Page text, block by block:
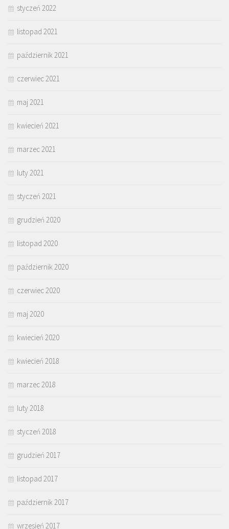
styczeń 2022
listopad 2021
październik 2021
czerwiec 2021
maj 2021
kwiecień 2021
marzec 2021
luty 2021
styczeń 2021
grudzień 2020
listopad 2020
październik 2020
czerwiec 2020
maj 2020
kwiecień 2020
kwiecień 2018
marzec 2018
luty 2018
styczeń 2018
grudzień 2017
listopad 2017
październik 2017
wrzesień 2017